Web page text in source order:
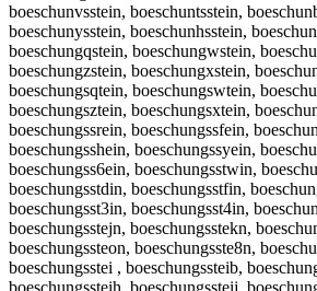
boeschunvsstein, boeschuntsstein,
boeschunysstein, boeschunhsstein,
boeschungqstein, boeschungwstein,
boeschungzstein, boeschungxstein,
boeschungsqtein, boeschungswtein,
boeschungsztein, boeschungsxtein,
boeschungssrein, boeschungssfein,
boeschungsshein, boeschungssyein,
boeschungss6ein, boeschungsstwin,
boeschungsstdin, boeschungsstfin,
boeschungsst3in, boeschungsst4in,
boeschungsstejn, boeschungsstekn,
boeschungssteon, boeschungsste8n,
boeschungsstei , boeschungssteib,